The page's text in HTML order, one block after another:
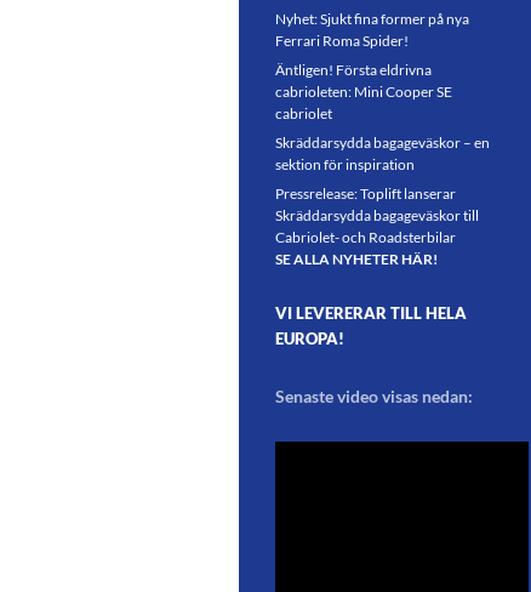
Nyhet: Sjukt fina former på nya
Ferrari Roma Spider!
Äntligen! Första eldrivna
cabrioleten: Mini Cooper SE
cabriolet
Skräddarsydda bagageväskor – en
sektion för inspiration
Pressrelease: Toplift lanserar
Skräddarsydda bagageväskor till
Cabriolet- och Roadsterbilar
SE ALLA NYHETER HÄR!
VI LEVERERAR TILL HELA
EUROPA!
Senaste video visas nedan: